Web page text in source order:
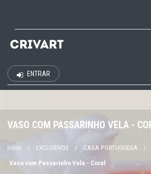
ENTRAR
VASO COM PASSARINHO VELA -
Início / EXCLUSIVOS / CASA PORTUGUESA /
Vaso com Passarinho Vela - Coral